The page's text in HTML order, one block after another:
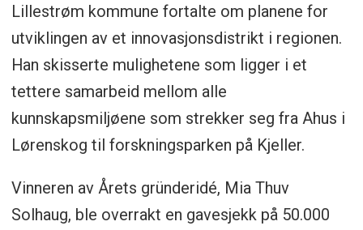
Lillestrøm kommune fortalte om planene for
utviklingen av et innovasjonsdistrikt i regionen.
Han skisserte mulighetene som ligger i et
tettere samarbeid mellom alle
kunnskapsmiljøene som strekker seg fra Ahus i
Lørenskog til forskningsparken på Kjeller.
Vinneren av Årets gründeridé, Mia Thuv
Solhaug, ble overrakt en gavesjekk på 50.000